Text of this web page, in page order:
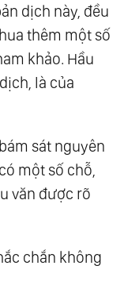
Giác Ngộ
Lý -
Pdf
dịch này, đều
thêm một số
khảo. Hầu
là của
sát nguyên
một số chỗ,
văn được rõ
chắn không